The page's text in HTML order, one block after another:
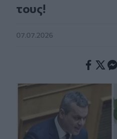
τους!
07.07.2026